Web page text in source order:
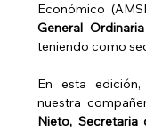
Económico
General
teniendo como
En esta
nuestra
Nieto,